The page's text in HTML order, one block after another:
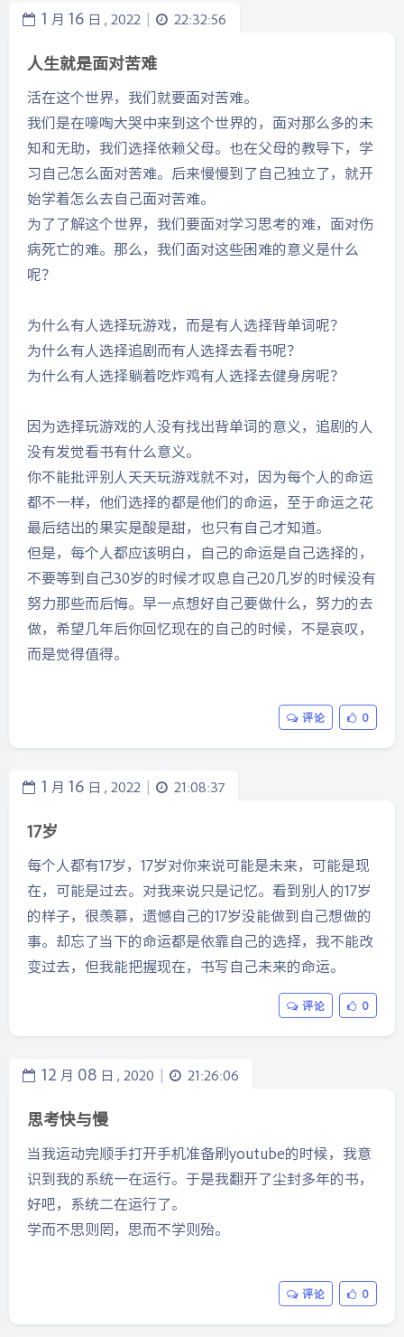
1 月 16 日 , 2022 | 22:32:56
人生就是面对苦难
活在这个世界，我们就要面对苦难。
我们是在嚎啕大哭中来到这个世界的，面对那么多的未
知和无助，我们选择依赖父母。也在父母的教导下，学
习自己怎么面对苦难。后来慢慢到了自己独立了，就开
始学着怎么去自己面对苦难。
为了了解这个世界，我们要面对学习思考的难，面对伤
病死亡的难。那么，我们面对这些困难的意义是什么
呢？
为什么有人选择玩游戏，而是有人选择背单词呢？
为什么有人选择追剧而有人选择去看书呢？
为什么有人选择躺着吃炸鸡有人选择去健身房呢？
因为选择玩游戏的人没有找出背单词的意义，追剧的人
没有发觉看书有什么意义。
你不能批评别人天天玩游戏就不对，因为每个人的命运
都不一样，他们选择的都是他们的命运，至于命运之花
最后结出的果实是酸是甜，也只有自己才知道。
但是，每个人都应该明白，自己的命运是自己选择的，
不要等到自己30岁的时候才叹息自己20几岁的时候没有
努力那些而后悔。早一点想好自己要做什么，努力的去
做，希望几年后你回忆现在的自己的时候，不是哀叹，
而是觉得值得。
评论 0
1 月 16 日 , 2022 | 21:08:37
17岁
每个人都有17岁，17岁对你来说可能是未来，可能是现
在，可能是过去。对我来说只是记忆。看到别人的17岁
的样子，很羡慕，遗憾自己的17岁没能做到自己想做的
事。却忘了当下的命运都是依靠自己的选择，我不能改
变过去，但我能把握现在，书写自己未来的命运。
评论 0
12 月 08 日 , 2020 | 21:26:06
思考快与慢
当我运动完顺手打开手机准备刷youtube的时候，我意
识到我的系统一在运行。于是我翻开了尘封多年的书，
好吧，系统二在运行了。
学而不思则罔，思而不学则殆。
评论 0